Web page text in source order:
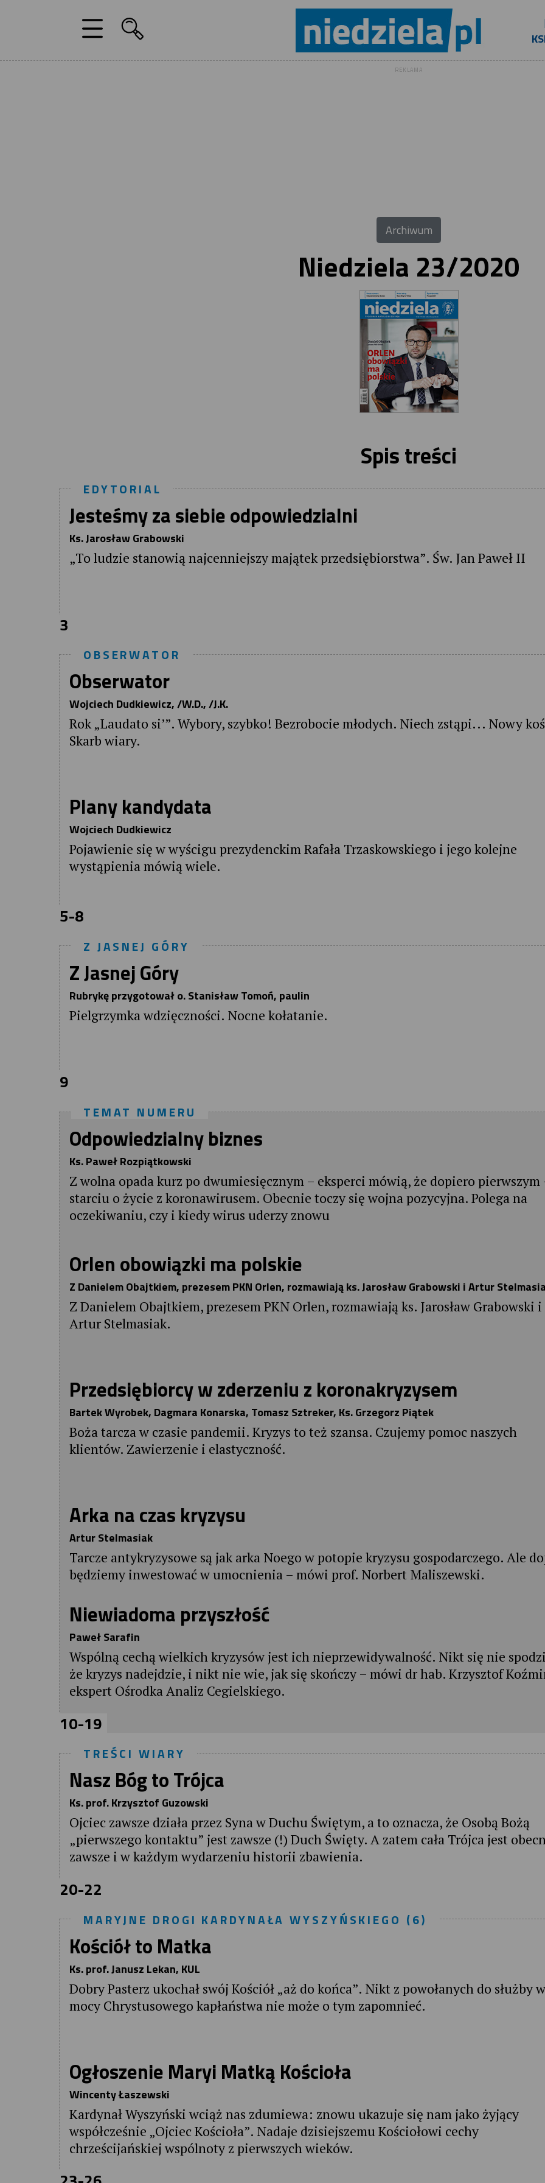
REKLAMA
Archiwum
Niedziela 23/2020
Spis treści
EDYTORIAL
Jesteśmy za siebie odpowiedzialni
Ks. Jarosław Grabowski
„To ludzie stanowią najcenniejszy majątek przedsiębiorstwa”. Św. Jan Paweł II
3
OBSERWATOR
Obserwator
Wojciech Dudkiewicz, /W.D., /J.K.
Rok „Laudato si’”. Wybory, szybko! Bezrobocie młodych. Niech zstąpi... Nowy
Skarb wiary.
Plany kandydata
Wojciech Dudkiewicz
Pojawienie się w wyścigu prezydenckim Rafała Trzaskowskiego i jego kolejne
wystąpienia mówią wiele.
5-8
Z JASNEJ GÓRY
Z Jasnej Góry
Rubrykę przygotował o. Stanisław Tomoń, paulin
Pielgrzymka wdzięczności. Nocne kołatanie.
9
TEMAT NUMERU
Odpowiedzialny biznes
Ks. Paweł Rozpiątkowski
Z wolna opada kurz po dwumiesięcznym – eksperci mówią, że dopiero pierwszym
starciu o życie z koronawirusem. Obecnie toczy się wojna pozycyjna. Polega na
oczekiwaniu, czy i kiedy wirus uderzy znowu
Orlen obowiązki ma polskie
Z Danielem Obajtkiem, prezesem PKN Orlen, rozmawiają ks. Jarosław Grabowski i Artur
Z Danielem Obajtkiem, prezesem PKN Orlen, rozmawiają ks. Jarosław Grabowski i
Artur Stelmasiak.
Przedsiębiorcy w zderzeniu z koronakryzysem
Bartek Wyrobek, Dagmara Konarska, Tomasz Sztreker, Ks. Grzegorz Piątek
Boża tarcza w czasie pandemii. Kryzys to też szansa. Czujemy pomoc naszych
klientów. Zawierzenie i elastyczność.
Arka na czas kryzysu
Artur Stelmasiak
Tarcze antykryzysowe są jak arka Noego w potopie kryzysu gospodarczego. Ale
będziemy inwestować w umocnienia – mówi prof. Norbert Maliszewski.
Niewiadoma przyszłość
Paweł Sarafin
Wspólną cechą wielkich kryzysów jest ich nieprzewidywalność. Nikt się nie
że kryzys nadejdzie, i nikt nie wie, jak się skończy – mówi dr hab. Krzysztof
ekspert Ośrodka Analiz Cegielskiego.
10-19
TREŚCI WIARY
Nasz Bóg to Trójca
Ks. prof. Krzysztof Guzowski
Ojciec zawsze działa przez Syna w Duchu Świętym, a to oznacza, że Osobą Bożą
„pierwszego kontaktu” jest zawsze (!) Duch Święty. A zatem cała Trójca jest
zawsze i w każdym wydarzeniu historii zbawienia.
20-22
MARYJNE DROGI KARDYNAŁA WYSZYŃSKIEGO (6)
Kościół to Matka
Ks. prof. Janusz Lekan, KUL
Dobry Pasterz ukochał swój Kościół „aż do końca”. Nikt z powołanych do służby
mocy Chrystusowego kapłaństwa nie może o tym zapomnieć.
Ogłoszenie Maryi Matką Kościoła
Wincenty Łaszewski
Kardynał Wyszyński wciąż nas zdumiewa: znowu ukazuje się nam jako żyjący
współcześnie „Ojciec Kościoła”. Nadaje dzisiejszemu Kościołowi cechy
chrześcijańskiej wspólnoty z pierwszych wieków.